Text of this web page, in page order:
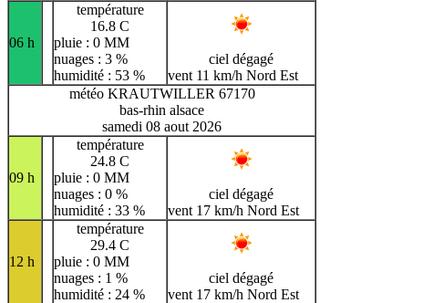
06 h
température
16.8 C
pluie : 0 MM
nuages : 3 %
humidité : 53 %
ciel dégagé
vent 11 km/h Nord Est
météo KRAUTWILLER 67170
bas-rhin alsace
samedi 08 aout 2026
09 h
température
24.8 C
pluie : 0 MM
nuages : 0 %
humidité : 33 %
ciel dégagé
vent 17 km/h Nord Est
12 h
température
29.4 C
pluie : 0 MM
nuages : 1 %
humidité : 24 %
ciel dégagé
vent 17 km/h Nord Est